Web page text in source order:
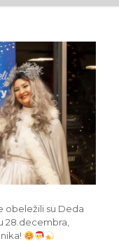
obeležili su Deda
28.decembra,